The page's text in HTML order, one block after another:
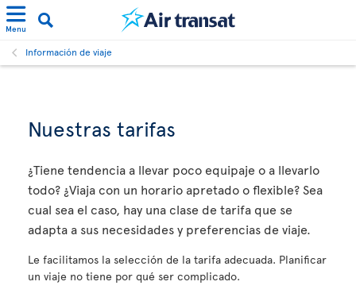
Menu
Información de viaje
Nuestras tarifas
¿Tiene tendencia a llevar poco equipaje o a llevarlo
todo? ¿Viaja con un horario apretado o flexible? Sea
cual sea el caso, hay una clase de tarifa que se
adapta a sus necesidades y preferencias de viaje.
Le facilitamos la selección de la tarifa adecuada. Planificar
un viaje no tiene por qué ser complicado.